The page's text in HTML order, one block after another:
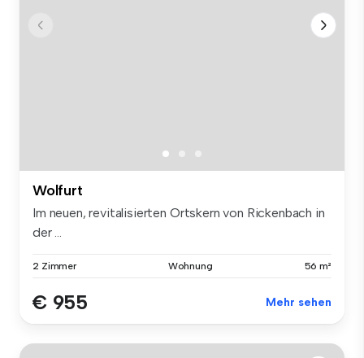
Wolfurt
Im neuen, revitalisierten Ortskern von Rickenbach in
der ...
2 Zimmer Wohnung 56 m²
€ 955 Mehr sehen